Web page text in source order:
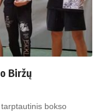
Biržų
bokso